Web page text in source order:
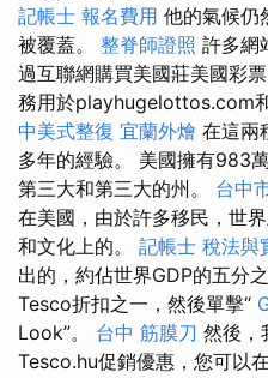
記帳士 報名費用 他的氣候仍
被覆蓋。 整脊師證照 許多網
過互聯網購買美國莊美國彩票
務用於playhugelottos.com
中美式整復 宜蘭外燴 在這兩
多年的經驗。 美國擁有983
第三大和第三大的州。 台中
在美國，由於許多移民，世
和文化上的。 記帳士 稅法與
出的，約佔世界GDP的五分
Tesco折扣之一，然後單擊“
Look”。 台中 筋膜刀 然後，
Tesco.hu促銷優惠，您可以